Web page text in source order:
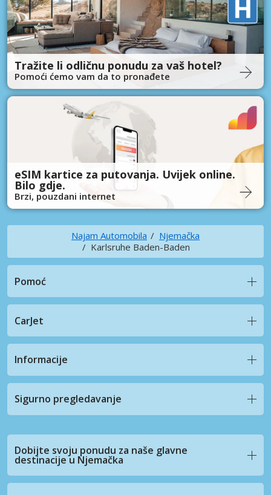
Tražite li odličnu ponudu za vaš hotel?
Pomoći ćemo vam da to pronađete
eSIM kartice za putovanja. Uvijek online.
Bilo gdje.
Brzi, pouzdani internet
Najam Automobila
Njemačka
Karlsruhe Baden-Baden
Pomoć
CarJet
Informacije
Sigurno pregledavanje
Dobijte svoju ponudu za naše glavne
destinacije u Njemačka